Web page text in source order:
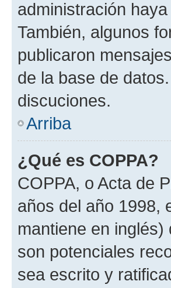
administración
También, algunos
publicaron
de la base de
discuciones.
Arriba
¿Qué es COPPA?
COPPA, o Acta de
años del año 1998,
mantiene en
son potenciales
sea escrito y